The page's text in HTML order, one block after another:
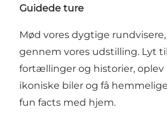
Guidede ture
Mød vores dygtige
gennem vores udstilling. Lyt
fortællinger og historier, oplev
ikoniske biler og få
fun facts med hjem.